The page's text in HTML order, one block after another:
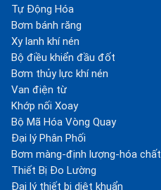
Tự Động Hóa
Bơm bánh răng
Xy lanh khí nén
Bộ điều khiển đầu đốt
Bơm thủy lực khí nén
Van điện từ
Khớp nối Xoay
Bộ Mã Hóa Vòng Quay
Đại lý Phân Phối
Bơm màng-định lượng-hóa chất
Thiết Bị Đo Lường
Đại lý thiết bị diệt khuẩn